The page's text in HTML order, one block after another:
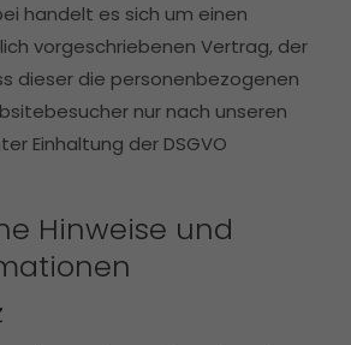
handelt es sich um einen
vorgeschriebenen Vertrag, der
dieser die personenbezogenen
nur nach unseren
Einhaltung der DSGVO
Hinweise und